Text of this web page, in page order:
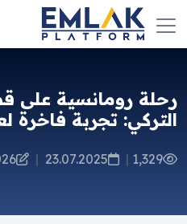
رحلة رومانسية على
التركي: تجربة فاخرة
1,329
|
23.07.2025
|